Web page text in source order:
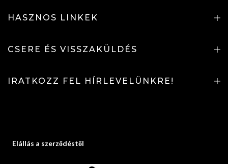
HASZNOS LINKEK
CSERE ÉS VISSZAKÜLDÉS
IRATKOZZ FEL HÍRLEVELÜNKRE!
Elállás a szerződéstől